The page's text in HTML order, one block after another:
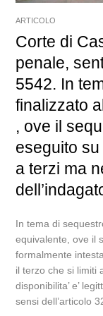
ARTICOLO
Corte di
penale,
5542. In
finalizzato
, ove il
eseguito
a terzi ma
In tema di
equivalente, ove il
formalmente
il terzo che si limiti
disponibilita’ e’
sensi dell’articolo